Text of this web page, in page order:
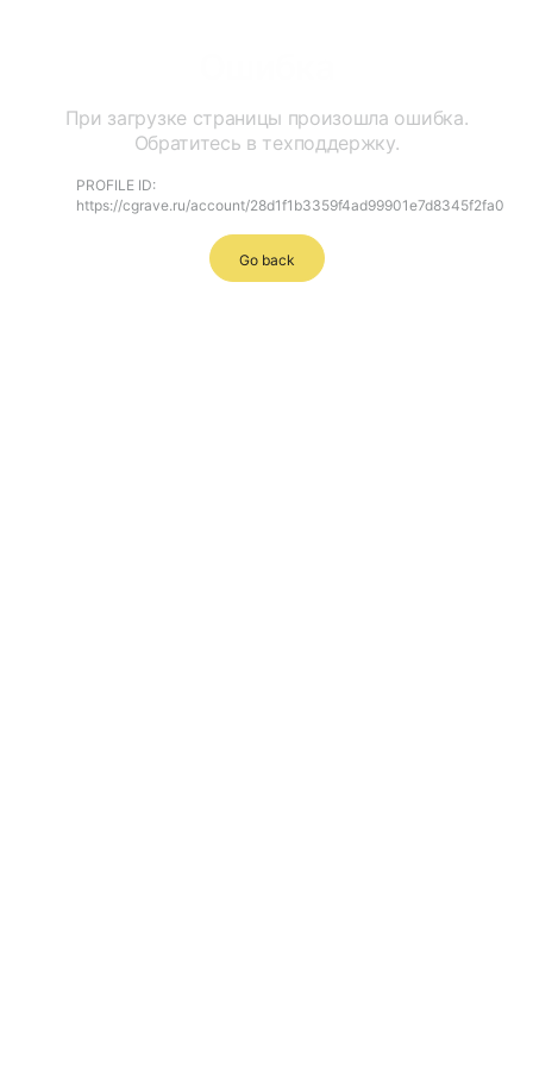
При загрузке страницы произошла ошибка.
Обратитесь в техподдержку.
PROFILE ID:
https://cgrave.ru/account/28d1f1b3359f4ad99901e7d8345f2fa0
Go back